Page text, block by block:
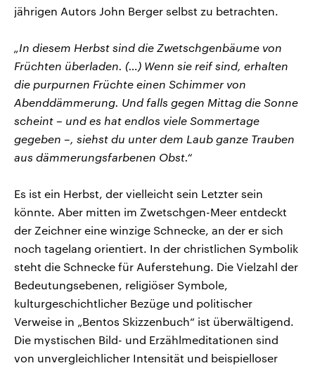
jährigen Autors John Berger selbst zu betrachten.
„In diesem Herbst sind die Zwetschgenbäume von
Früchten überladen. (…) Wenn sie reif sind, erhalten
die purpurnen Früchte einen Schimmer von
Abenddämmerung. Und falls gegen Mittag die Sonne
scheint – und es hat endlos viele Sommertage
gegeben –, siehst du unter dem Laub ganze Trauben
aus dämmerungsfarbenen Obst.“
Es ist ein Herbst, der vielleicht sein Letzter sein
könnte. Aber mitten im Zwetschgen-Meer entdeckt
der Zeichner eine winzige Schnecke, an der er sich
noch tagelang orientiert. In der christlichen Symbolik
steht die Schnecke für Auferstehung. Die Vielzahl der
Bedeutungsebenen, religiöser Symbole,
kulturgeschichtlicher Bezüge und politischer
Verweise in „Bentos Skizzenbuch“ ist überwältigend.
Die mystischen Bild- und Erzählmeditationen sind
von unvergleichlicher Intensität und beispielloser